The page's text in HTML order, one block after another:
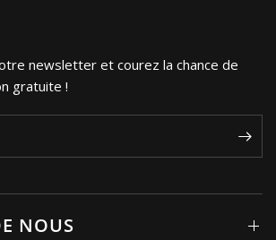
newsletter et courez la chance de
gratuite !
NOUS